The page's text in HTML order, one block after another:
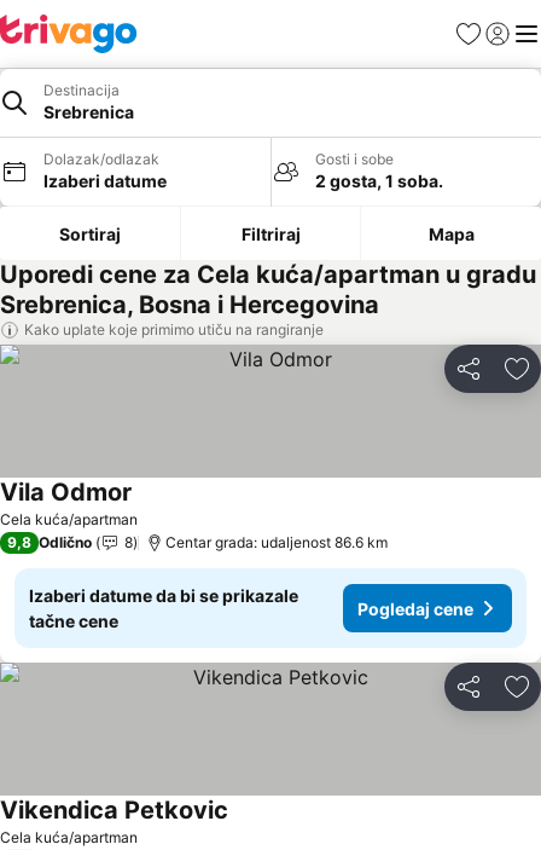
FavoritiPrijavi
Destinacija
Srebrenica
Dolazak/odlazak
Izaberi datume
Gosti i sobe
2 gosta, 1 soba.
Sortiraj Filtriraj Mapa
Uporedi cene za Cela kuća/apartman u gradu
Srebrenica, Bosna i Hercegovina
Kako uplate koje primimo utiču na rangiranje
Deli
Cela kuća/apartman
Vila Odmor
9,8 Odlično 8 Centar grada: udaljenost 86.6 km
Izaberi datume da bi se prikazale
tačne cene
Pogledaj cene
Deli
Cela kuća/apartman
Vikendica Petkovic